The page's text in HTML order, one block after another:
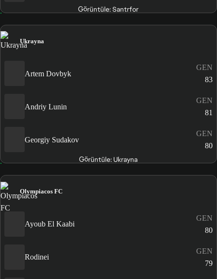
Görüntüle: Santrfor
Ukrayna
Artem Dovbyk
GEN
83
Andriy Lunin
GEN
81
Georgiy Sudakov
GEN
80
Görüntüle: Ukrayna
Olympiacos FC
Ayoub El Kaabi
GEN
80
Rodinei
GEN
79